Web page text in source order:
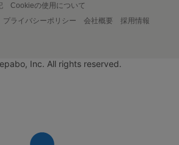
Cookieの使用について
プライバシーポリシー 会社概要
採用情報
Inc. All rights reserved.